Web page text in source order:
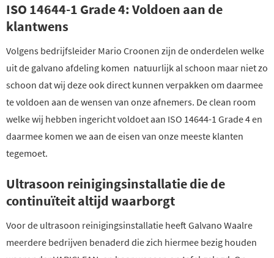
ISO 14644-1 Grade 4: Voldoen aan de
klantwens
Volgens bedrijfsleider Mario Croonen zijn de onderdelen welke
uit de galvano afdeling komen natuurlijk al schoon maar niet zo
schoon dat wij deze ook direct kunnen verpakken om daarmee
te voldoen aan de wensen van onze afnemers. De clean room
welke wij hebben ingericht voldoet aan ISO 14644-1 Grade 4 en
daarmee komen we aan de eisen van onze meeste klanten
tegemoet.
Ultrasoon reinigingsinstallatie die de
continuïteit altijd waarborgt
Voor de ultrasoon reinigingsinstallatie heeft Galvano Waalre
meerdere bedrijven benaderd die zich hiermee bezig houden